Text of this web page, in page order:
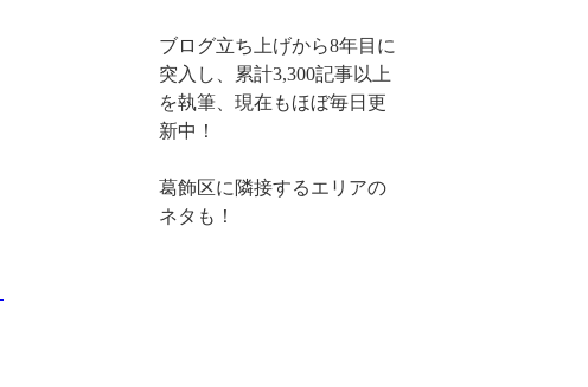
ブログ立ち上げから8年目に
突入し、累計3,300記事以上
を執筆、現在もほぼ毎日更
新中！
葛飾区に隣接するエリアの
ネタも！